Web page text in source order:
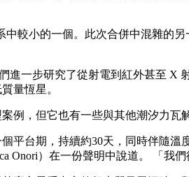
較小的一個。此次合併中混雜的
進一步研究了從射電到紅外甚至
量恆星。
例，但它也有一些與其他潮汐力瓦
平台期，持續約30天，同時伴隨
Onori）在一份聲明中說道。 「我